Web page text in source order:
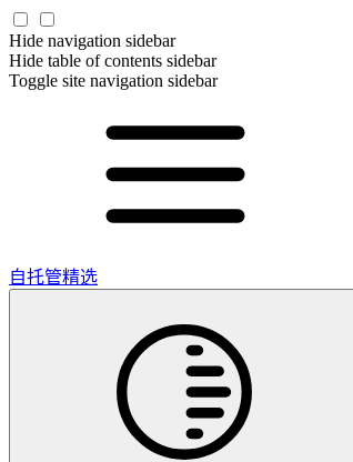
Hide navigation sidebar
Hide table of contents sidebar
Toggle site navigation sidebar
自托管精选